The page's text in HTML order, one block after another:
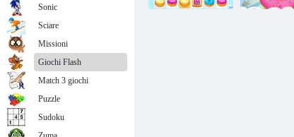
Sonic
Sciare
Missioni
Giochi Flash
Match 3 giochi
Puzzle
Sudoku